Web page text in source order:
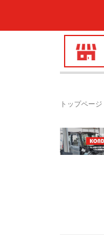
トップページ